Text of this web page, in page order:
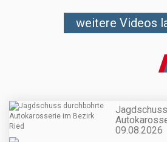
weitere Videos
09.08.2026